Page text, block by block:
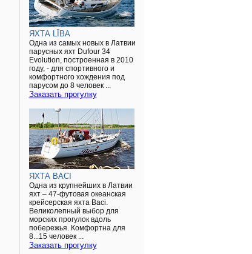
ЯХТА LĪBA
Одна из самых новых в Латвии
парусных яхт Dufour 34
Evolution, построенная в 2010
году, - для спортивного и
комфортного хождения под
парусом до 8 человек ...
Заказать прогулку
ЯХТА BACI
Одна из крупнейших в Латвии
яхт – 47-футовая океанская
крейсерская яхта Baci.
Великолепный выбор для
морских прогулок вдоль
побережья. Комфортна для
8...15 человек ...
Заказать прогулку